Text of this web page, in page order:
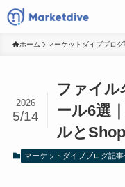
ホーム マーケットダイブブロ
ファイル
ール6選
ルと
2026
5/14
マーケットダイブブログ記